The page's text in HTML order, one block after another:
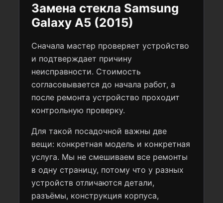
Замена стекла Samsung
Galaxy A5 (2015)
Сначала мастер проверяет устройство
и подтверждает причину
неисправности. Стоимость
согласовывается до начала работ, а
после ремонта устройство проходит
контрольную проверку.
Для такой посадочной важны две
вещи: конкретная модель и конкретная
услуга. Мы не смешиваем все ремонты
в одну страницу, потому что у разных
устройств отличаются детали,
разъёмы, конструкция корпуса,